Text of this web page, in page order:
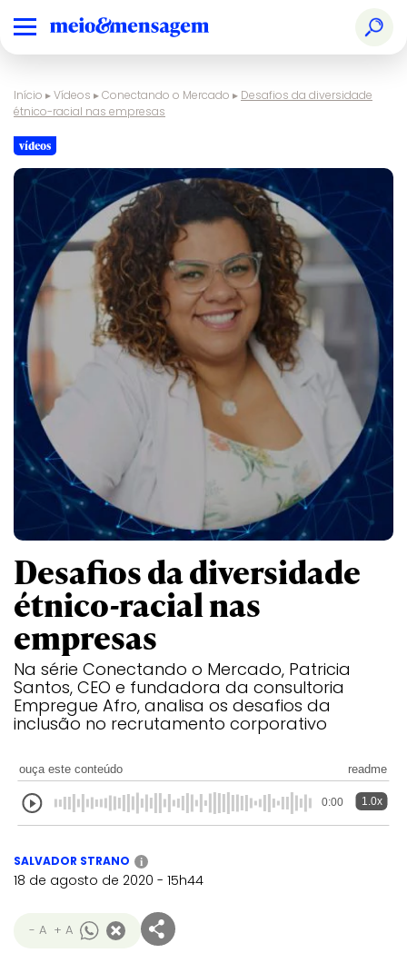
Início ▸Vídeos ▸Conectando o Mercado ▸ Desafios da diversidade
étnico-racial nas empresas
vídeos
Desafios da diversidade
étnico-racial nas
empresas
Na série Conectando o Mercado, Patricia
Santos, CEO e fundadora da consultoria
Empregue Afro, analisa os desafios da
inclusão no recrutamento corporativo
ouça este conteúdo readme
0:00 1.0x
SALVADOR STRANO i
18 de agosto de 2020 - 15h44
- A + A